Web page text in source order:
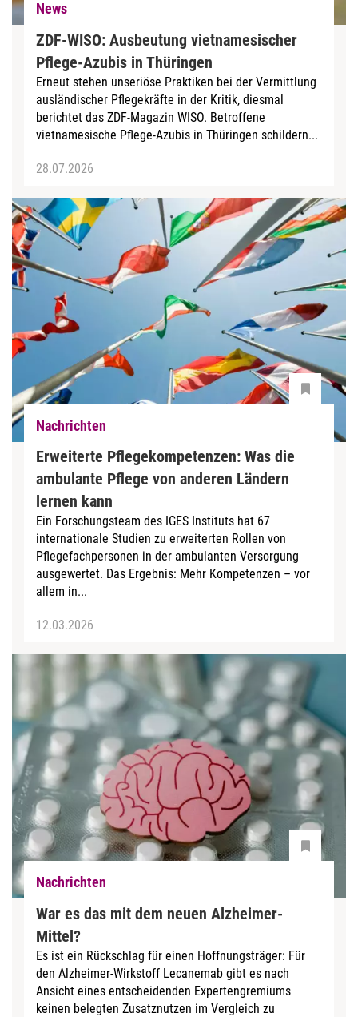
News
ZDF-WISO: Ausbeutung vietnamesischer
Pflege-Azubis in Thüringen
Erneut stehen unseriöse Praktiken bei der Vermittlung
ausländischer Pflegekräfte in der Kritik, diesmal
berichtet das ZDF-Magazin WISO. Betroffene
vietnamesische Pflege-Azubis in Thüringen schildern...
28.07.2026
Nachrichten
Erweiterte Pflegekompetenzen: Was die
ambulante Pflege von anderen Ländern
lernen kann
Ein Forschungsteam des IGES Instituts hat 67
internationale Studien zu erweiterten Rollen von
Pflegefachpersonen in der ambulanten Versorgung
ausgewertet. Das Ergebnis: Mehr Kompetenzen – vor
allem in...
12.03.2026
Nachrichten
War es das mit dem neuen Alzheimer-
Mittel?
Es ist ein Rückschlag für einen Hoffnungsträger: Für
den Alzheimer-Wirkstoff Lecanemab gibt es nach
Ansicht eines entscheidenden Expertengremiums
keinen belegten Zusatznutzen im Vergleich zu